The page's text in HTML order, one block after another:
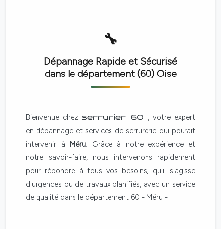
Dépannage Rapide et Sécurisé
dans le département (60) Oise
Bienvenue chez serrurier 60 , votre expert
en dépannage et services de serrurerie qui pourait
intervenir à Méru. Grâce à notre expérience et
notre savoir-faire, nous intervenons rapidement
pour répondre à tous vos besoins, qu'il s'agisse
d'urgences ou de travaux planifiés, avec un service
de qualité dans le département 60 - Méru -